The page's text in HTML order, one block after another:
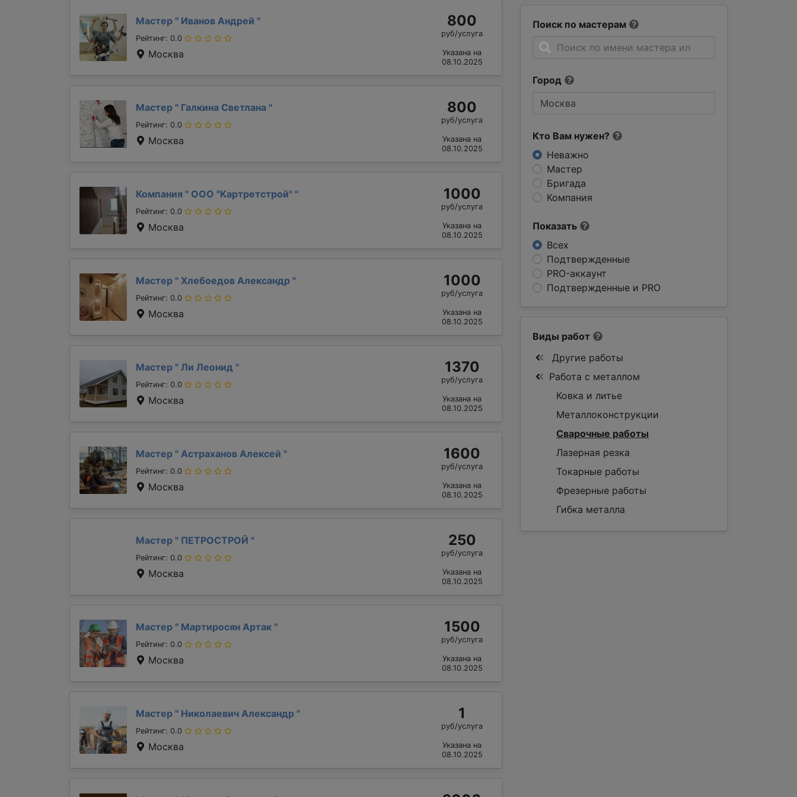
Поиск по мастерам
Город
Кто Вам нужен?
Неважно
Мастер
Бригада
Компания
Показать
Всех
Подтвержденные
PRO-аккаунт
Подтвержденные и PRO
Мастер " Иванов Андрей "
Рейтинг: 0.0
Москва
800
руб/услуга
Указана на
08.10.2025
Мастер " Галкина Светлана "
Рейтинг: 0.0
Москва
800
руб/услуга
Указана на
08.10.2025
Компания " ООО "Картретстрой" "
Рейтинг: 0.0
Москва
1000
руб/услуга
Указана на
08.10.2025
Мастер " Хлебоедов Александр "
Рейтинг: 0.0
Москва
1000
руб/услуга
Указана на
08.10.2025
Мастер " Ли Леонид "
Рейтинг: 0.0
Москва
1370
руб/услуга
Указана на
08.10.2025
Мастер " Астраханов Алексей "
Рейтинг: 0.0
Москва
1600
руб/услуга
Указана на
08.10.2025
Мастер " ПЕТРОСТРОЙ "
Рейтинг: 0.0
Москва
250
руб/услуга
Указана на
08.10.2025
Мастер " Мартиросян Артак "
Рейтинг: 0.0
Москва
1500
руб/услуга
Указана на
08.10.2025
Мастер " Николаевич Александр "
Рейтинг: 0.0
Москва
1
руб/услуга
Указана на
08.10.2025
Виды работ
Другие работы
Работа с металлом
Ковка и литье
Металлоконструкции
Сварочные работы
Лазерная резка
Токарные работы
Фрезерные работы
Гибка металла